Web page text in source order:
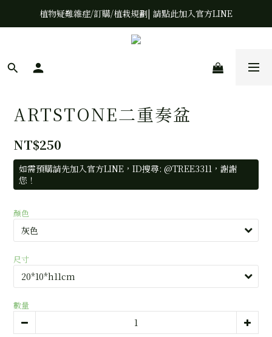
植物疑難雜症/訂購/植栽規劃| 請點此加入官方LINE
ARTSTONE二重奏盆
NT$250
如需預購請先加入官方LINE，ID搜尋: @TREE3311，謝謝
您！
顏色
尺寸
數量